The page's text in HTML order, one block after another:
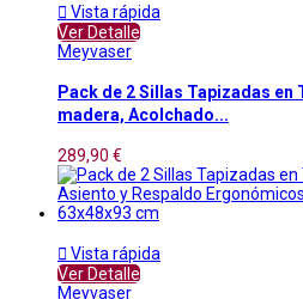
 Vista rápida
Ver Detalle
Meyvaser
Pack de 2 Sillas Tapizadas
madera, Acolchado...
289,90 €
 Vista rápida
Ver Detalle
Meyvaser